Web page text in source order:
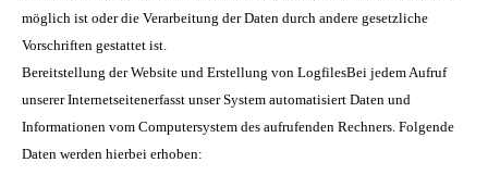
möglich ist oder die Verarbeitung der Daten durch andere gesetzliche
Vorschriften gestattet ist.
Bereitstellung der Website und Erstellung von LogfilesBei jedem Aufruf
unserer Internetseitenerfasst unser System automatisiert Daten und
Informationen vom Computersystem des aufrufenden Rechners. Folgende
Daten werden hierbei erhoben: